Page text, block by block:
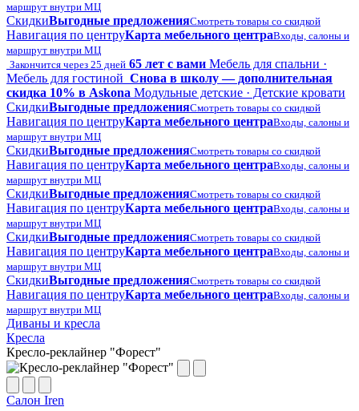
маршрут внутри МЦ
СкидкиВыгодные предложенияСмотреть товары со скидкой
Навигация по центруКарта мебельного центраВходы, салоны и
маршрут внутри МЦ
Закончится через 25 дней 65 лет с вами Мебель для спальни ·
Мебель для гостиной Снова в школу — дополнительная
скидка 10% в Askona Модульные детские · Детские кровати
СкидкиВыгодные предложенияСмотреть товары со скидкой
Навигация по центруКарта мебельного центраВходы, салоны и
маршрут внутри МЦ
СкидкиВыгодные предложенияСмотреть товары со скидкой
Навигация по центруКарта мебельного центраВходы, салоны и
маршрут внутри МЦ
СкидкиВыгодные предложенияСмотреть товары со скидкой
Навигация по центруКарта мебельного центраВходы, салоны и
маршрут внутри МЦ
СкидкиВыгодные предложенияСмотреть товары со скидкой
Навигация по центруКарта мебельного центраВходы, салоны и
маршрут внутри МЦ
СкидкиВыгодные предложенияСмотреть товары со скидкой
Навигация по центруКарта мебельного центраВходы, салоны и
маршрут внутри МЦ
Диваны и кресла
Кресла
Кресло-реклайнер "Форест"
Салон Iren